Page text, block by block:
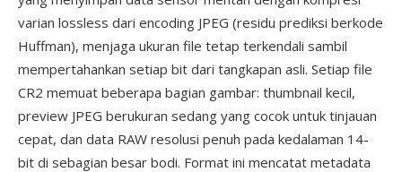
varian lossless dari encoding JPEG (residu prediksi berkode
Huffman), menjaga ukuran file tetap terkendali sambil
mempertahankan setiap bit dari tangkapan asli. Setiap file
CR2 memuat beberapa bagian gambar: thumbnail kecil,
preview JPEG berukuran sedang yang cocok untuk tinjauan
cepat, dan data RAW resolusi penuh pada kedalaman 14-
bit di sebagian besar bodi. Format ini mencatat metadata